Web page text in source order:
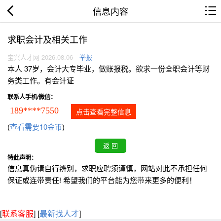
信息内容
求职会计及相关工作
宝兴人才网 2026.08.06 举报
本人 37岁，会计大专毕业，做账报税。欲求一份全职会计等财
务类工作。有会计证
联系人手机/微信：
189****7550 点击查看完整信息
(查看需要10金币)
特此声明：
信息真伪请自行辨别，求职应聘须谨慎，网站对此不承担任何
保证或连带责任! 希望我们的平台能为您带来更多的便利！
[联系客服] [最新找人才]